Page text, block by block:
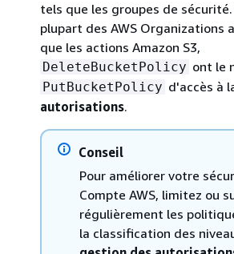
tels que les groupes de sécurité.
plupart des AWS Organizations
que les actions Amazon S3,
DeleteBucketPolicy ont le
PutBucketPolicy d'accès à
autorisations.
Conseil
Pour améliorer votre
Compte AWS, limitez ou
régulièrement les
la classification des